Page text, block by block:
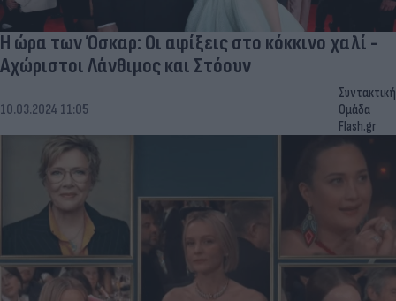
Η ώρα των Όσκαρ: Οι αφίξεις στο κόκκινο χαλί -
Αχώριστοι Λάνθιμος και Στόουν
10.03.2024 11:05
Συντακτική
Ομάδα
Flash.gr